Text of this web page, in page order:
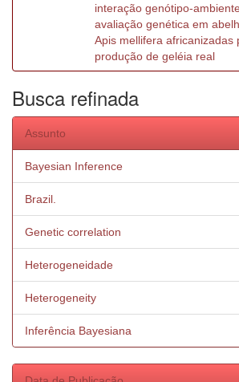
interação genótipo-
avaliação genética em
Apis mellifera africanizadas
produção de geléia real
Busca refinada
Assunto
Bayesian Inference
Brazil.
Genetic correlation
Heterogeneidade
Heterogeneity
Inferência Bayesiana